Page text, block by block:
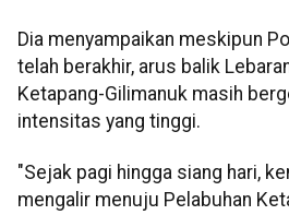
Dia menyampaikan meskipun
telah berakhir, arus balik
Ketapang-Gilimanuk masih
intensitas yang tinggi.
"Sejak pagi hingga siang hari,
mengalir menuju Pelabuhan